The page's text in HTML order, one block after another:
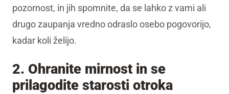
pozornost, in jih spomnite, da se lahko z vami ali
drugo zaupanja vredno odraslo osebo pogovorijo,
kadar koli želijo.
2. Ohranite mirnost in se
prilagodite starosti otroka